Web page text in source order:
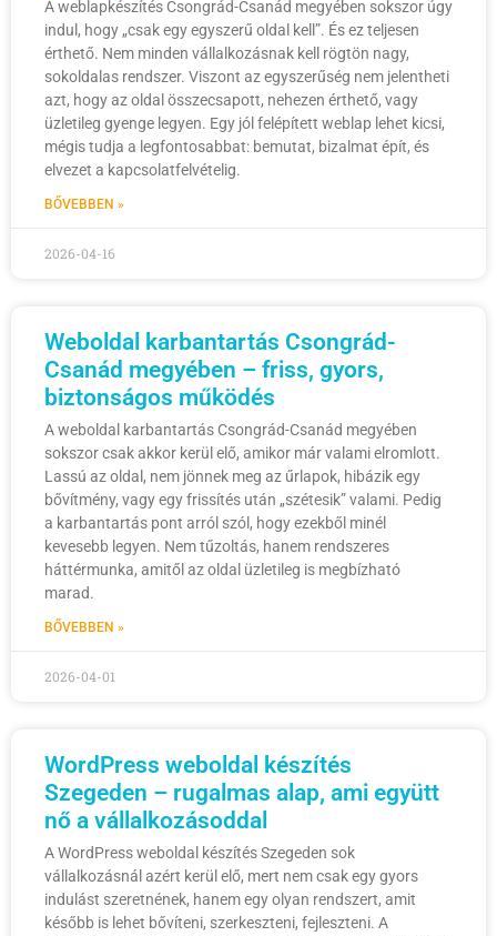
A weblapkészítés Csongrád-Csanád megyében sokszor úgy
indul, hogy „csak egy egyszerű oldal kell”. És ez teljesen
érthető. Nem minden vállalkozásnak kell rögtön nagy,
sokoldalas rendszer. Viszont az egyszerűség nem jelentheti
azt, hogy az oldal összecsapott, nehezen érthető, vagy
üzletileg gyenge legyen. Egy jól felépített weblap lehet kicsi,
mégis tudja a legfontosabbat: bemutat, bizalmat épít, és
elvezet a kapcsolatfelvételig.
BŐVEBBEN »
2026-04-16
Weboldal karbantartás Csongrád-
Csanád megyében – friss, gyors,
biztonságos működés
A weboldal karbantartás Csongrád-Csanád megyében
sokszor csak akkor kerül elő, amikor már valami elromlott.
Lassú az oldal, nem jönnek meg az űrlapok, hibázik egy
bővítmény, vagy egy frissítés után „szétesik” valami. Pedig
a karbantartás pont arról szól, hogy ezekből minél
kevesebb legyen. Nem tűzoltás, hanem rendszeres
háttérmunka, amitől az oldal üzletileg is megbízható
marad.
BŐVEBBEN »
2026-04-01
WordPress weboldal készítés
Szegeden – rugalmas alap, ami együtt
nő a vállalkozásoddal
A WordPress weboldal készítés Szegeden sok
vállalkozásnál azért kerül elő, mert nem csak egy gyors
indulást szeretnének, hanem egy olyan rendszert, amit
később is lehet bővíteni, szerkeszteni, fejleszteni. A